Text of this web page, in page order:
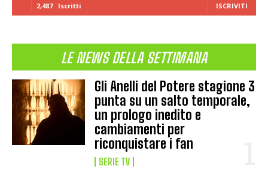
2,487 Iscritti ISCRIVITI
LE NEWS DELLA SETTIMANA
Gli Anelli del Potere stagione 3
punta su un salto temporale,
un prologo inedito e
cambiamenti per
riconquistare i fan
SERIE TV